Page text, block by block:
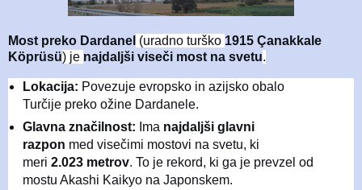
Most preko Dardanel (uradno turško 1915 Çanakkale
Köprüsü) je najdaljši viseči most na svetu.
Lokacija: Povezuje evropsko in azijsko obalo
Turčije preko ožine Dardanele.
Glavna značilnost: Ima najdaljši glavni
razpon med visečimi mostovi na svetu, ki
meri 2.023 metrov. To je rekord, ki ga je prevzel od
mostu Akashi Kaikyo na Japonskem.